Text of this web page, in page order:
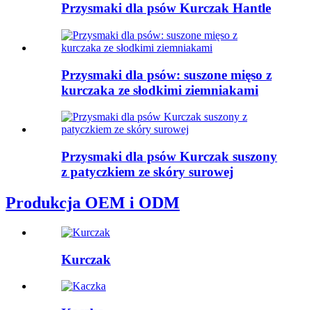
Przysmaki dla psów Kurczak Hantle
Przysmaki dla psów: suszone mięso z
kurczaka ze słodkimi ziemniakami
Przysmaki dla psów Kurczak suszony
z patyczkiem ze skóry surowej
Produkcja OEM i ODM
Kurczak